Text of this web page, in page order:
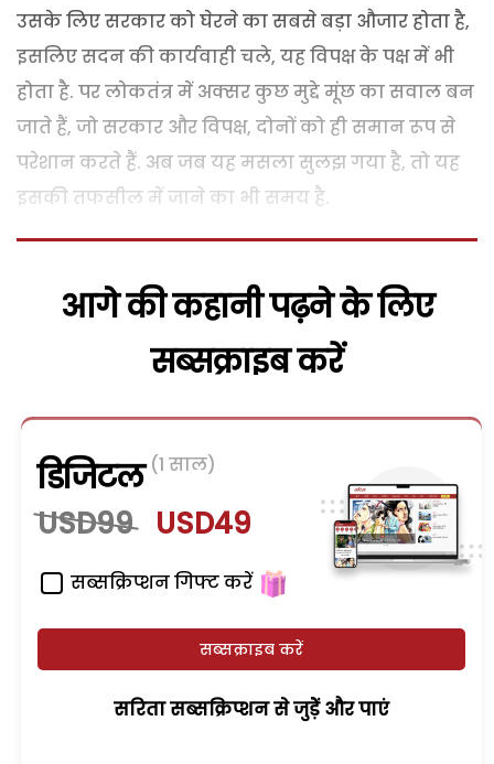
उसके लिए सरकार को घेरने का सबसे बड़ा औजार होता है,
इसलिए सदन की कार्यवाही चले, यह विपक्ष के पक्ष में भी
होता है. पर लोकतंत्र में अक्सर कुछ मुद्दे मूंछ का सवाल बन
जाते हैं, जो सरकार और विपक्ष, दोनों को ही समान रूप से
परेशान करते हैं. अब जब यह मसला सुलझ गया है, तो यह
इसकी तफसील में जाने का भी समय है.
आगे की कहानी पढ़ने के लिए
सब्सक्राइब करें
डिजिटल (1 साल)
USD99 USD49
सब्सक्रिप्शन गिफ्ट करें
सब्सक्राइब करें
सरिता सब्सक्रिप्शन से जुड़ेें और पाएं